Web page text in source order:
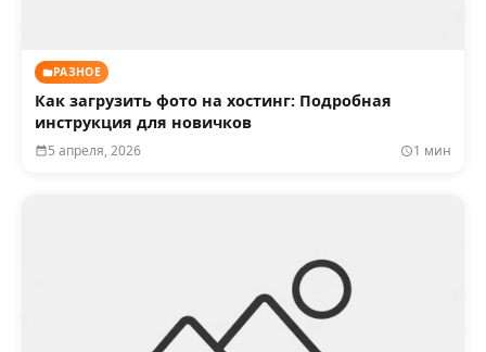
РАЗНОЕ
Как загрузить фото на хостинг: Подробная
инструкция для новичков
5 апреля, 2026 1 мин